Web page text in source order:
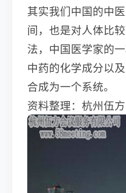
其实我们中国的中
间，也是对人体比
法，中国医学家的
中药的化学成分以
合成为一个系统。
资料整理：杭州伍